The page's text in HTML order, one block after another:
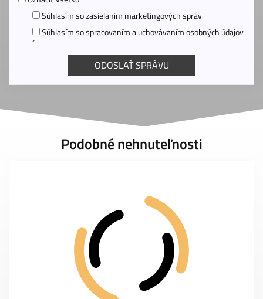
Súhlasím so zasielaním marketingových správ
Súhlasím so spracovaním a uchovávaním osobných údajov
*
Podobné nehnuteľnosti